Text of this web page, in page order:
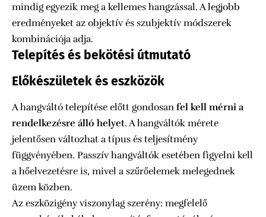
mindig egyezik meg a kellemes hangzással. A legjobb
eredményeket az objektív és szubjektív módszerek
kombinációja adja.
Telepítés és bekötési útmutató
Előkészületek és eszközök
A hangváltó telepítése előtt gondosan fel kell mérni a
rendelkezésre álló helyet. A hangváltók mérete
jelentősen változhat a típus és teljesítmény
függvényében. Passzív hangváltók esetében figyelni kell
a hőelvezetésre is, mivel a szűrőelemek melegednek
üzem közben.
Az eszközigény viszonylag szerény: megfelelő